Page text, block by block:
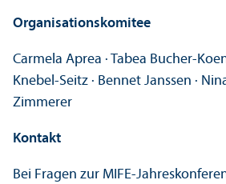
Organisations­komitee
Carmela Aprea · Tabea Bucher-
Knebel-Seitz · Bennet Janssen ·
Zimmerer
Kontakt
Bei Fragen zur MIFE-